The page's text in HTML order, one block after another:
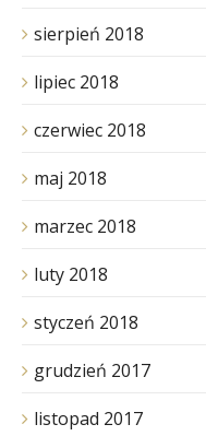
sierpień 2018
lipiec 2018
czerwiec 2018
maj 2018
marzec 2018
luty 2018
styczeń 2018
grudzień 2017
listopad 2017